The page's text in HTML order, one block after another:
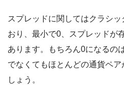
スプレッドに関してはクラシ
おり、最小で0、スプレッドが
あります。もちろん0になるの
でなくてもほとんどの通貨ペ
しょう。